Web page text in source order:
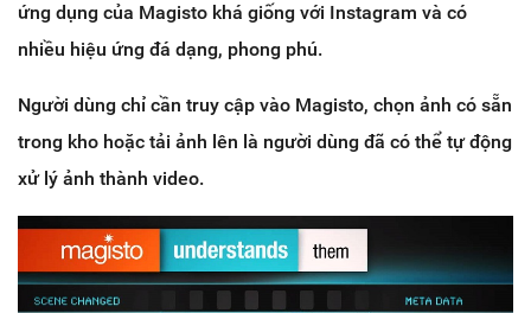
ứng dụng của Magisto khá giống với Instagram và có
nhiều hiệu ứng đá dạng, phong phú.
Người dùng chỉ cần truy cập vào Magisto, chọn ảnh có sẵn
trong kho hoặc tải ảnh lên là người dùng đã có thể tự động
xử lý ảnh thành video.